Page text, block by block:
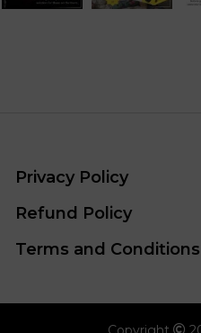
Privacy Policy
Refund Policy
Terms and Conditions